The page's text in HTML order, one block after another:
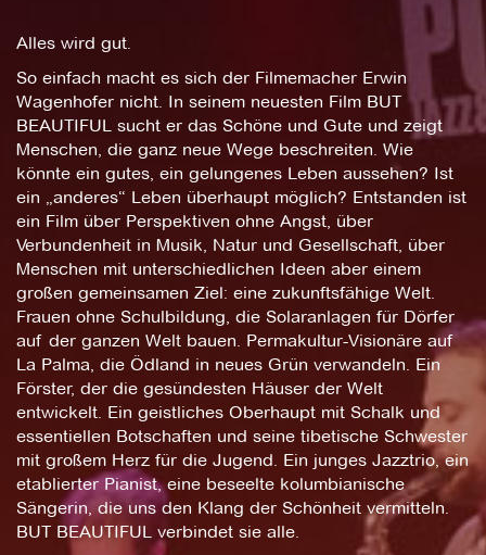
Alles wird gut.
So einfach macht es sich der Filmemacher Erwin
Wagenhofer nicht. In seinem neuesten Film BUT
BEAUTIFUL sucht er das Schöne und Gute und zeigt
Menschen, die ganz neue Wege beschreiten. Wie
könnte ein gutes, ein gelungenes Leben aussehen? Ist
ein „anderes“ Leben überhaupt möglich? Entstanden ist
ein Film über Perspektiven ohne Angst, über
Verbundenheit in Musik, Natur und Gesellschaft, über
Menschen mit unterschiedlichen Ideen aber einem
großen gemeinsamen Ziel: eine zukunftsfähige Welt.
Frauen ohne Schulbildung, die Solaranlagen für Dörfer
auf der ganzen Welt bauen. Permakultur-Visionäre auf
La Palma, die Ödland in neues Grün verwandeln. Ein
Förster, der die gesündesten Häuser der Welt
entwickelt. Ein geistliches Oberhaupt mit Schalk und
essentiellen Botschaften und seine tibetische Schwester
mit großem Herz für die Jugend. Ein junges Jazztrio, ein
etablierter Pianist, eine beseelte kolumbianische
Sängerin, die uns den Klang der Schönheit vermitteln.
BUT BEAUTIFUL verbindet sie alle.